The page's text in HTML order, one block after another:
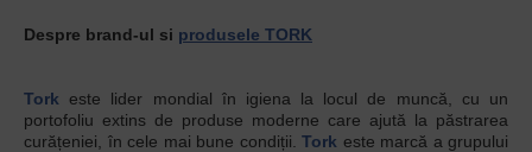
Despre brand-ul si produsele TORK
Tork este lider mondial în igiena la locul de muncă, cu un
portofoliu extins de produse moderne care ajută la păstrarea
curățeniei, în cele mai bune condiții. Tork este marcă a grupului